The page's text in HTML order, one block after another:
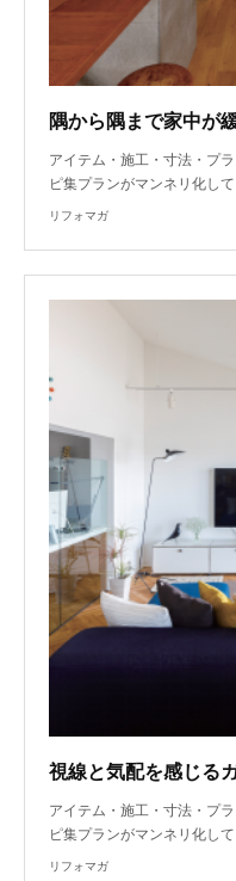
隅から隅まで家中が
アイテム・施工・寸法・プ
ピ集プランがマンネリ化し
リフォマガ
視線と気配を感じる
アイテム・施工・寸法・プ
ピ集プランがマンネリ化し
リフォマガ